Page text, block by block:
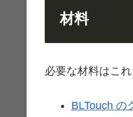
材料
必要な材料はこ
BLTouch の